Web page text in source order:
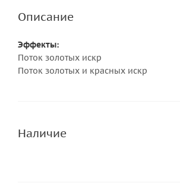
Описание
Эффекты:
Поток золотых искр
Поток золотых и красных искр
Наличие